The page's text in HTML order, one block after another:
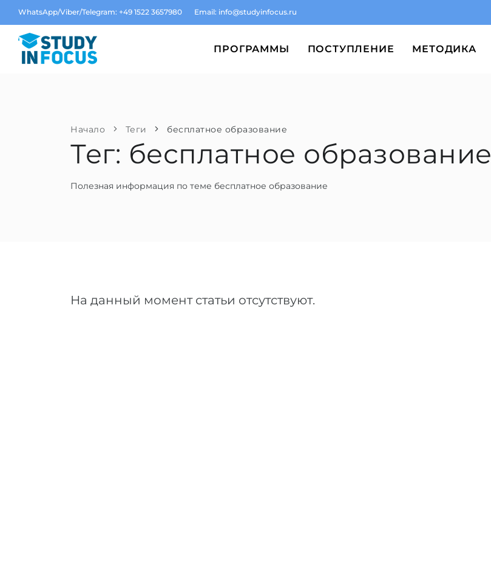
WhatsApp/Viber/Telegram: +49 1522 3657980 Email: info@studyinfocus.ru
ПРОГРАММЫ ПОСТУПЛЕНИЕ МЕТОДИКА
Начало Теги бесплатное образование
Тег: бесплатное образование
Полезная информация по теме бесплатное образование
На данный момент статьи отсутствуют.